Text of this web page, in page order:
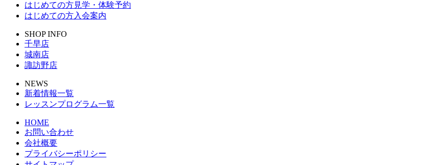
はじめての方見学・体験予約
はじめての方入会案内
SHOP INFO
千早店
城南店
諏訪野店
NEWS
新着情報一覧
レッスンプログラム一覧
HOME
お問い合わせ
会社概要
プライバシーポリシー